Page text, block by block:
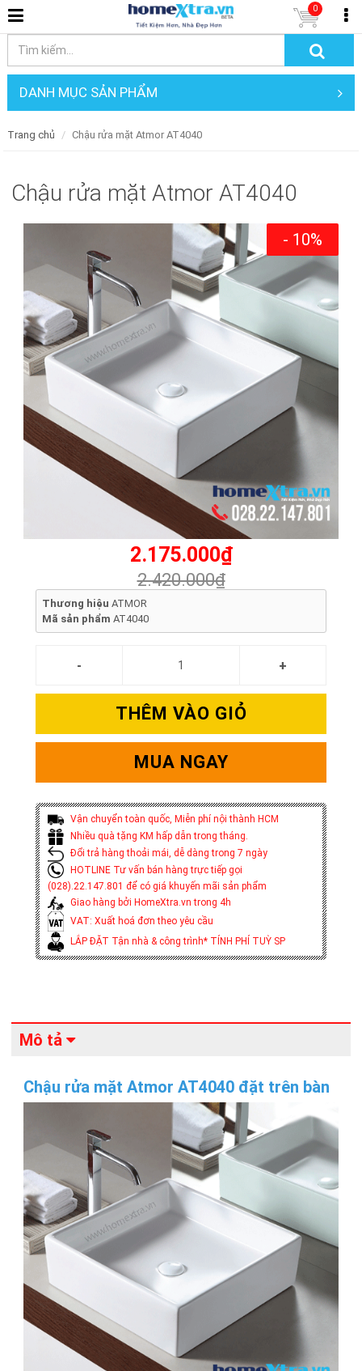
0
DANH MỤC SẢN PHẨM
Trang chủ Chậu rửa mặt Atmor AT4040
Chậu rửa mặt Atmor AT4040
- 10%
2.175.000₫
2.420.000₫
Thương hiệu ATMOR
Mã sản phẩm AT4040
THÊM VÀO GIỎ
MUA NGAY
Vận chuyển toàn quốc, Miễn phí nội thành HCM
Nhiều quà tặng KM hấp dẫn trong tháng.
Đổi trả hàng thoải mái, dễ dàng trong 7 ngày
HOTLINE Tư vấn bán hàng trực tiếp gọi
(028).22.147.801 để có giá khuyến mãi sản phẩm
Giao hàng bởi HomeXtra.vn trong 4h
VAT: Xuất hoá đơn theo yêu cầu
LẮP ĐẶT Tận nhà & công trình* TÍNH PHÍ TUỲ SP
Mô tả
Chậu rửa mặt Atmor AT4040 đặt trên bàn